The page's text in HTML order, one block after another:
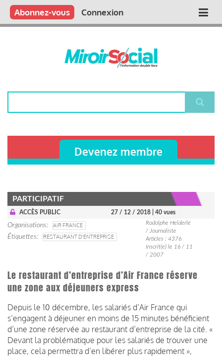
Aller
contenu
Main
Qui sommes nous ?
Vous publiez
Nous publions
Contactez-nous
Abonnez-vous Connexion
Devenez membre
PARTICIPATIF
ACCÈS PUBLIC 27 / 12 / 2018 | 40 vues
Organisations
AIR FRANCE
Étiquettes
RESTAURANT D'ENTREPRISE
Rodolphe Helderlé
/ Journaliste
Articles : 4376
Inscrit(e) le 16 / 11
/ 2007
Le restaurant d’entreprise d’Air France réserve
une zone aux déjeuners express
Depuis le 10 décembre, les salariés d’Air France qui
s’engagent à déjeuner en moins de 15 minutes bénéficient
d’une zone réservée au restaurant d’entreprise de la cité. «
Devant la problématique pour les salariés de trouver une
place, cela permettra d’en libérer plus rapidement »,